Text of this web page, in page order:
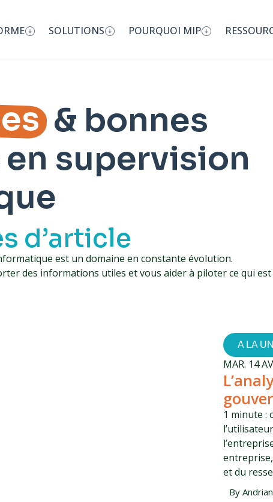
SOLUTIONS POURQUOI MIP
& bonnes
supervision
d’article
est un domaine en constante évolution.
des informations utiles et vous aider à piloter ce qui
A LA
MAR. 14
1 minute :
et du
By